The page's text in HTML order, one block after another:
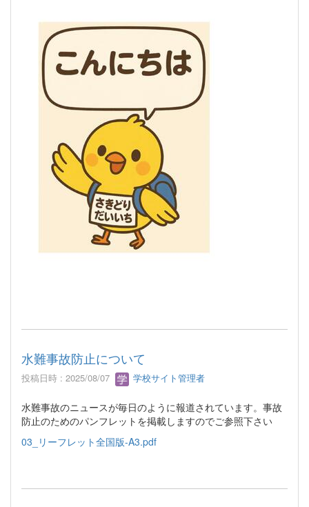
水難事故防止について
投稿日時 : 2025/08/07 学校サイト管理者
水難事故のニュースが毎日のように報道されています。事故
防止のためのパンフレットを掲載しますのでご参照下さい
03_リーフレット全国版-A3.pdf